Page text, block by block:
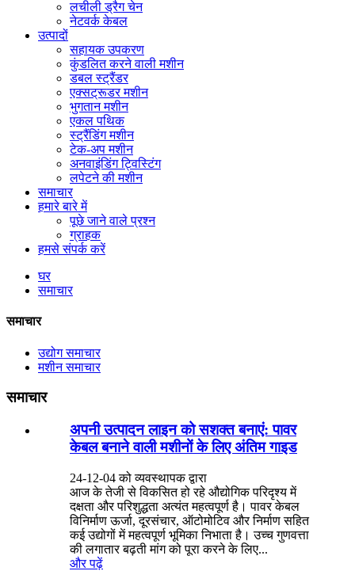
लचीली ड्रैग चेन
नेटवर्क केबल
उत्पादों
सहायक उपकरण
कुंडलित करने वाली मशीन
डबल स्ट्रैंडर
एक्सट्रूडर मशीन
भुगतान मशीन
एकल पथिक
स्ट्रैंडिंग मशीन
टेक-अप मशीन
अनवाइंडिंग ट्विस्टिंग
लपेटने की मशीन
समाचार
हमारे बारे में
पूछे जाने वाले प्रश्न
ग्राहक
हमसे संपर्क करें
घर
समाचार
समाचार
उद्योग समाचार
मशीन समाचार
समाचार
अपनी उत्पादन लाइन को सशक्त बनाएं: पावर
केबल बनाने वाली मशीनों के लिए अंतिम गाइड
24-12-04 को व्यवस्थापक द्वारा
आज के तेजी से विकसित हो रहे औद्योगिक परिदृश्य में
दक्षता और परिशुद्धता अत्यंत महत्वपूर्ण है। पावर केबल
विनिर्माण ऊर्जा, दूरसंचार, ऑटोमोटिव और निर्माण सहित
कई उद्योगों में महत्वपूर्ण भूमिका निभाता है। उच्च गुणवत्ता
की लगातार बढ़ती मांग को पूरा करने के लिए...
और पढ़ें